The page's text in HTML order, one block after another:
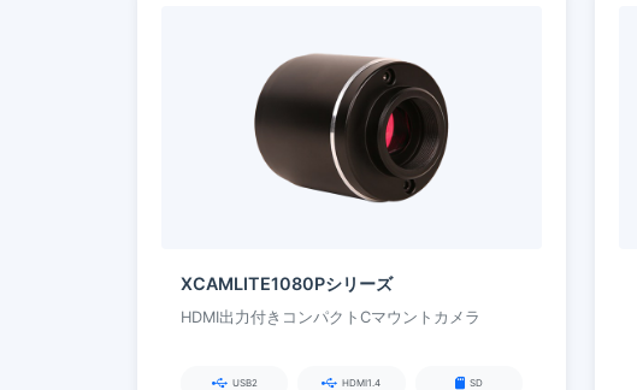
XCAMLITE1080Pシリーズ
HDMI出力付きコンパクトCマウントカメラ
USB2 HDMI1.4 SD